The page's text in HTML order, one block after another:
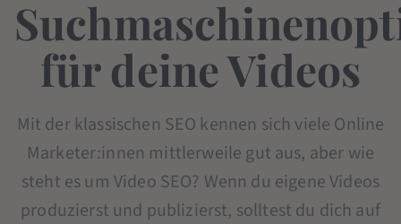
für deine Videos
Mit der klassischen SEO kennen sich viele Online
Marketer:innen mittlerweile gut aus, aber wie
steht es um Video SEO? Wenn du eigene Videos
produzierst und publizierst, solltest du dich auf